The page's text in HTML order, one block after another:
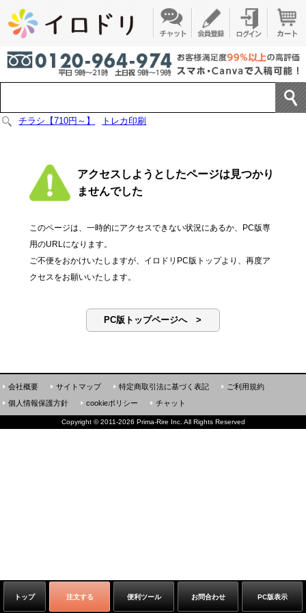
チラシ【710円～】 トレカ印刷
アクセスしようとしたページは見つかり
ませんでした
このページは、一時的にアクセスできない状況にあるか、PC版専
用のURLになります。
ご不便をおかけいたしますが、イロドリPC版トップより、再度ア
クセスをお願いいたします。
PC版トップページへ >
トップ 注文する 便利ツール お問合わせ PC版表示
会社概要 サイトマップ 特定商取引法に基づく表記
ご利用規約
個人情報保護方針
cookieポリシー チャット
Copyright ©2011-2026 Prima-Rire Inc. All Rights Reserved